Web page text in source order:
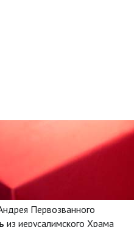
Первозванного
из иерусалимского Храма